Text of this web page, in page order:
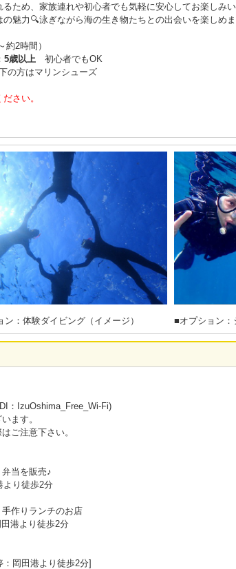
ため、家族連れや初心者でも気軽に安心してお楽しみ
魅力🔍泳ぎながら海の生き物たちとの出会いを楽しめ
約2時間）
5歳以上 初心者でもOK
の方はマリンシューズ
さい。
ン：体験ダイビング（イメージ） ■オプション：
：IzuOshima_Free_Wi-Fi)
ます。
ご注意下さい。
当を販売♪
り徒歩2分
作りランチのお店
港より徒歩2分
岡田港より徒歩2分]